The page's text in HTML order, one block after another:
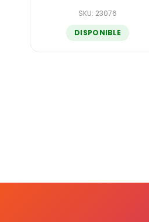
SKU: 23076
DISPONIBLE